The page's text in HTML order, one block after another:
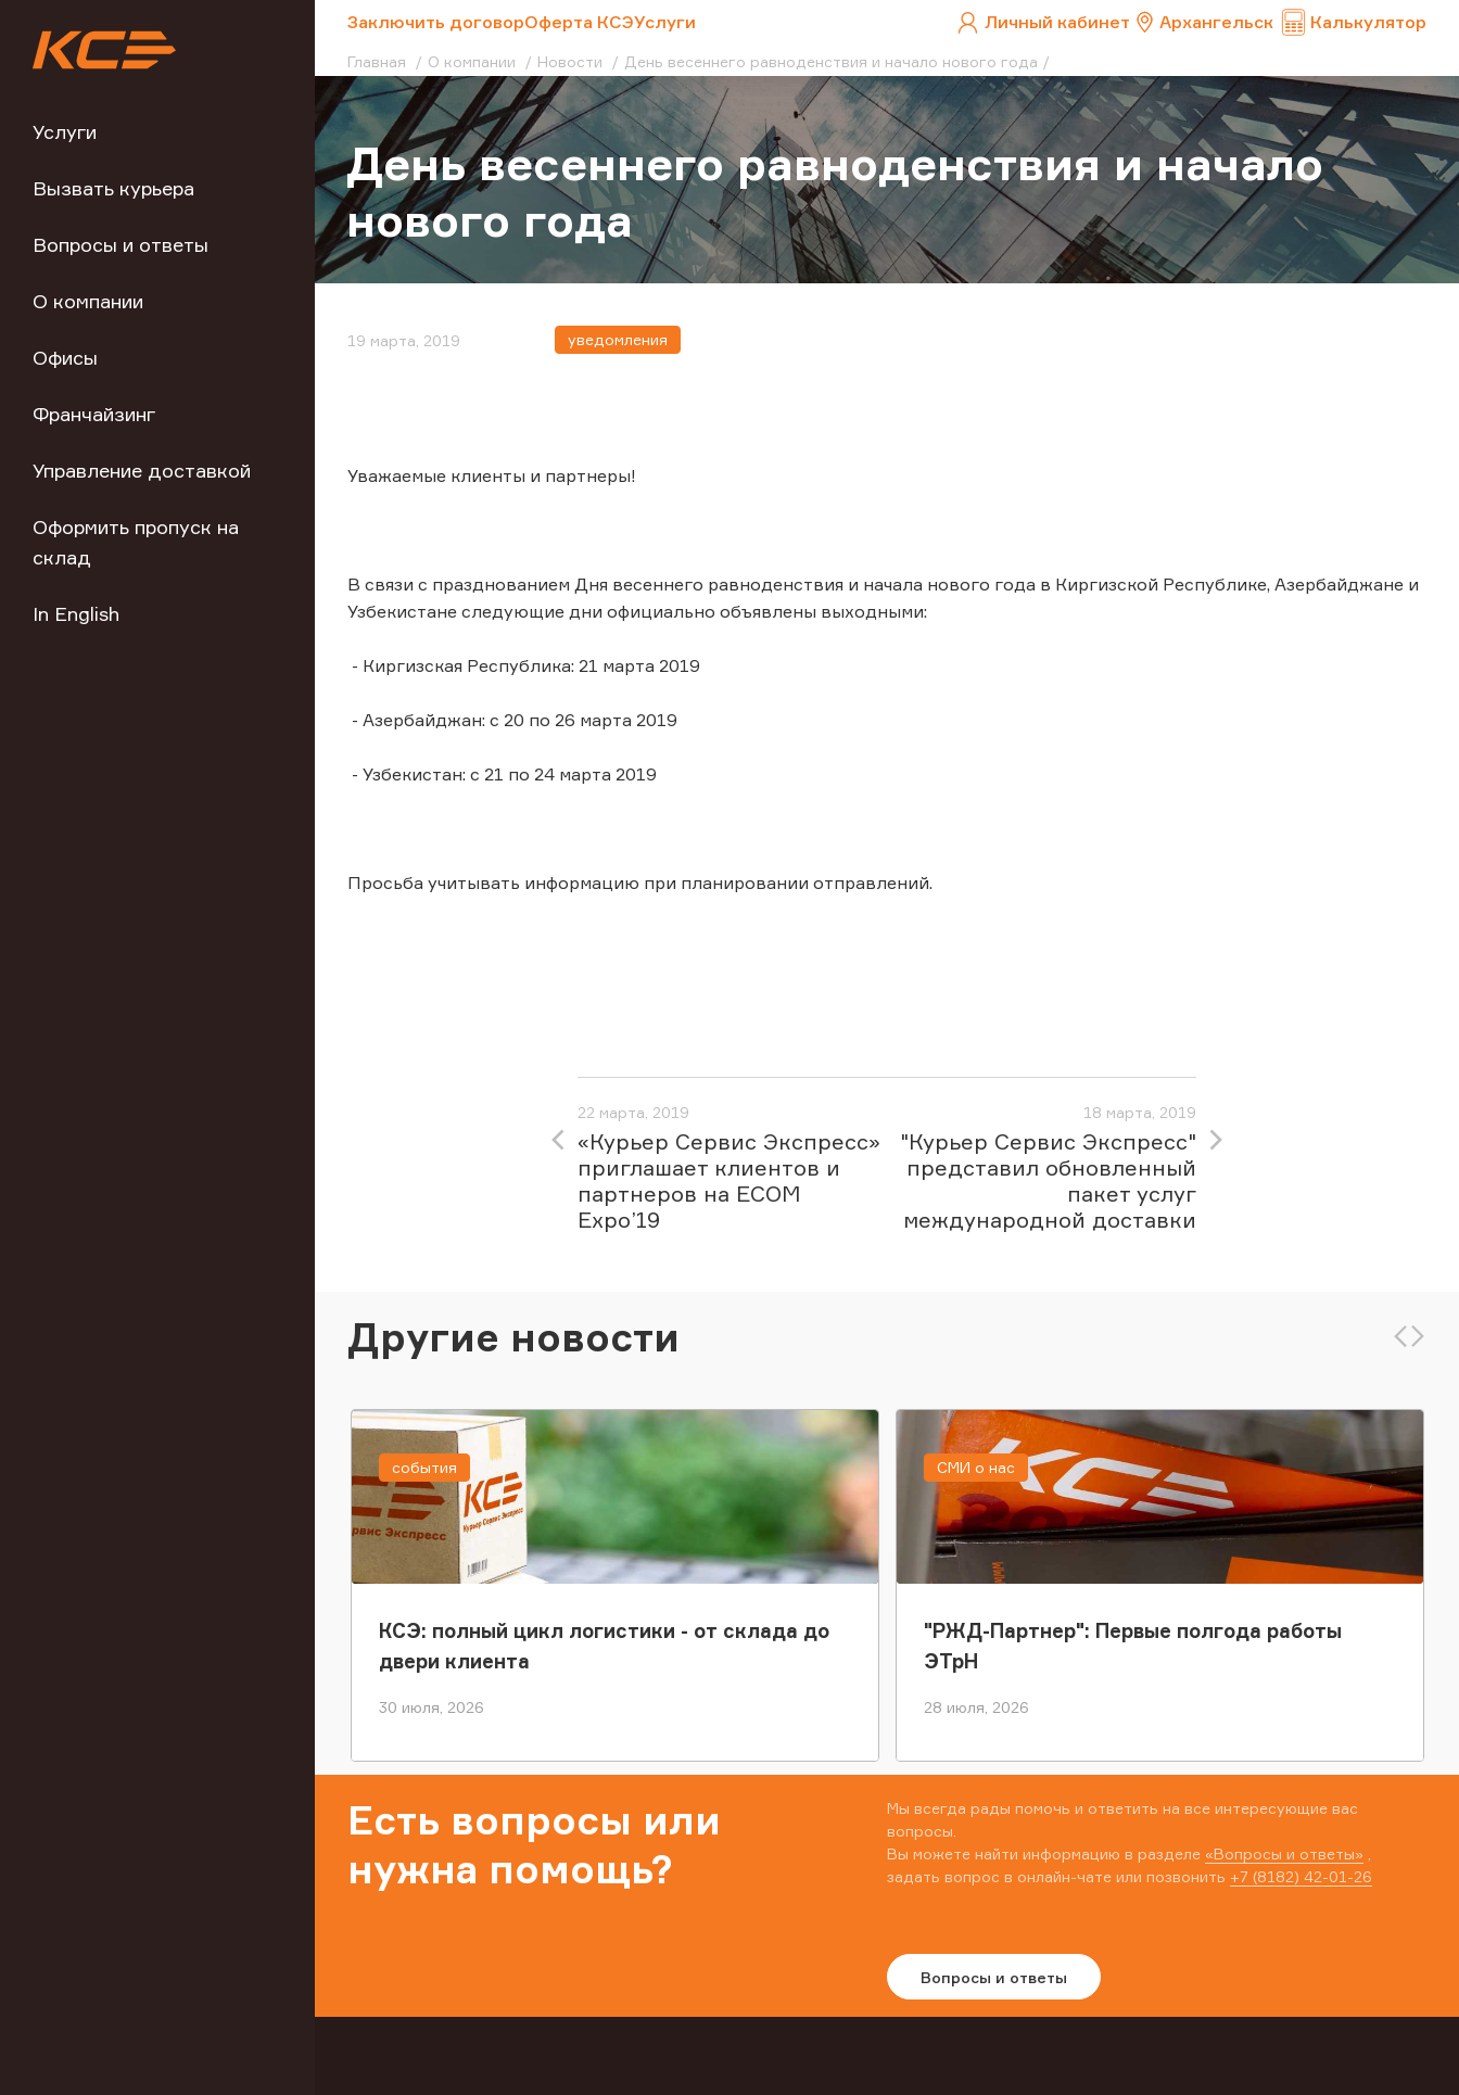
Услуги
Вызвать курьера
Вопросы и ответы
О компании
Офисы
Франчайзинг
Управление доставкой
Оформить пропуск на
склад
In English
Заключить договорОферта КСЭУслуги Личный кабинет Архангельск Калькулятор
Главная О компании Новости День весеннего равноденствия и начало нового года
День весеннего равноденствия и начало
нового года
19 марта, 2019 уведомления
Уважаемые клиенты и партнеры!
В связи с празднованием Дня весеннего равноденствия и начала нового года в Киргизской Республике, Азербайджане и
Узбекистане следующие дни официально объявлены выходными:
- Киргизская Республика: 21 марта 2019
- Азербайджан: с 20 по 26 марта 2019
- Узбекистан: с 21 по 24 марта 2019
Просьба учитывать информацию при планировании отправлений.
22 марта, 2019
«Курьер Сервис Экспресс»
приглашает клиентов и
партнеров на ECOM
Expo’19
18 марта, 2019
"Курьер Сервис Экспресс"
представил обновленный
пакет услуг
международной доставки
Другие новости
КСЭ: полный цикл логистики - от склада до
двери клиента
30 июля, 2026
события
"РЖД-Партнер": Первые полгода работы
ЭТрН
28 июля, 2026
СМИ о нас
Есть вопросы или
нужна помощь?
Мы всегда рады помочь и ответить на все интересующие вас
вопросы.
Вы можете найти информацию в разделе «Вопросы и ответы»
задать вопрос в онлайн-чате или позвонить +7 (8182) 42-01-26
Вопросы и ответы